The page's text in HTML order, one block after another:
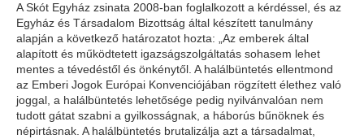
A Skót Egyház zsinata 2008-ban foglalkozott a kérdéssel, és az
Egyház és Társadalom Bizottság által készített tanulmány
alapján a következő határozatot hozta: „Az emberek által
alapított és működtetett igazságszolgáltatás sohasem lehet
mentes a tévedéstől és önkénytől. A halálbüntetés ellentmond
az Emberi Jogok Európai Konvenciójában rögzített élethez való
joggal, a halálbüntetés lehetősége pedig nyilvánvalóan nem
tudott gátat szabni a gyilkosságnak, a háborús bűnöknek és
népirtásnak. A halálbüntetés brutalizálja azt a társadalmat,